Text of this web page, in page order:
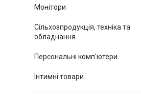
Монітори
Сільхозпродукція, техніка та
обладнання
Персональні комп'ютери
Інтимні товари